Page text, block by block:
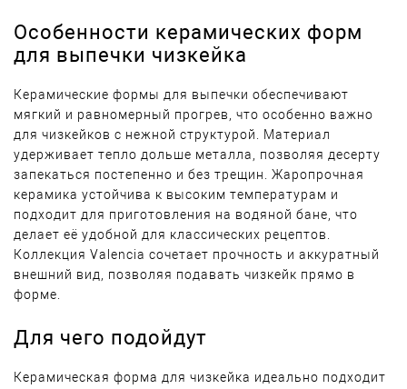
Особенности керамических форм
для выпечки чизкейка
Керамические формы для выпечки обеспечивают
мягкий и равномерный прогрев, что особенно важно
для чизкейков с нежной структурой. Материал
удерживает тепло дольше металла, позволяя десерту
запекаться постепенно и без трещин. Жаропрочная
керамика устойчива к высоким температурам и
подходит для приготовления на водяной бане, что
делает её удобной для классических рецептов.
Коллекция Valencia сочетает прочность и аккуратный
внешний вид, позволяя подавать чизкейк прямо в
форме.
Для чего подойдут
Керамическая форма для чизкейка идеально подходит